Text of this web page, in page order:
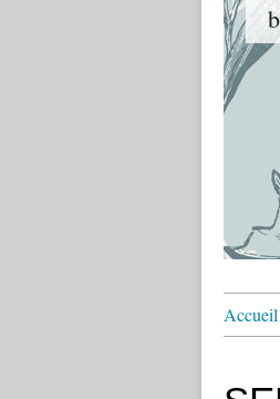
Accueil